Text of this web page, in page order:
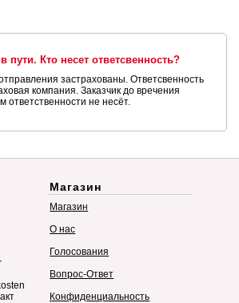
пути. Кто несет ответсвенность?
застрахованы. Ответсвенность
компания. Заказчик до вречения
ответственности не несёт.
Магазин
Магазин
О нас
Голосования
Вопрос-Ответ
Конфиденциальность